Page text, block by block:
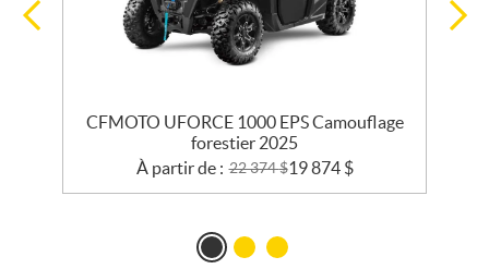
CFMOTO UFORCE 1000 EPS Camouflage
forestier 2025
À partir de : 22 374$19 874 $